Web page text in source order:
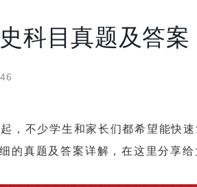
科目真题及答案
不少学生和家长们都希望能快速
的真题及答案详解，在这里分享